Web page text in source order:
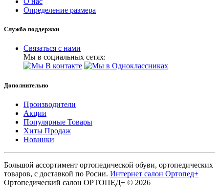
Определение размера
Служба поддержки
Связаться с нами
Мы в социальных сетях:
Дополнительно
Производители
Акции
Популярные Товары
Хиты Продаж
Новинки
Большой ассортимент ортопедической обуви, ортопедических
товаров, с доставкой по Росии. Интернет салон Ортопед+
Ортопедический салон ОРТОПЕД+ © 2026